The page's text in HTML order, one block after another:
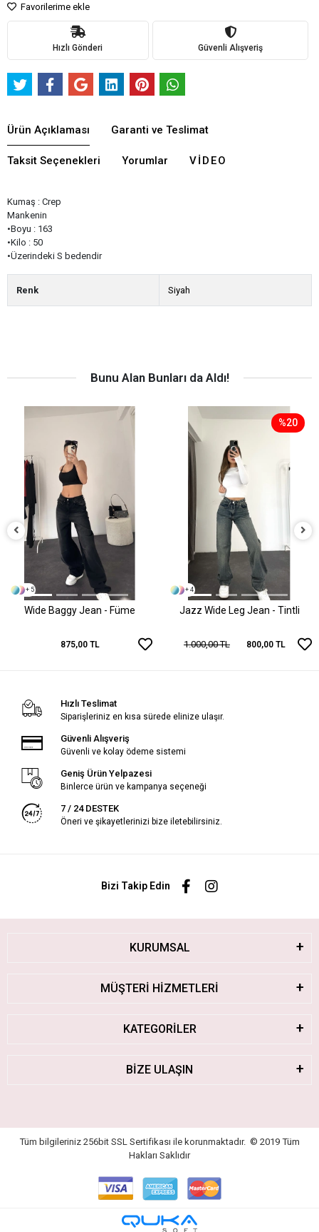
Favorilerime ekle
Hızlı Gönderi Güvenli Alışveriş
Ürün Açıklaması Garanti ve Teslimat
Taksit Seçenekleri Yorumlar VIDEO
Kumaş : Crep
Mankenin
•Boyu : 163
•Kilo : 50
•Üzerindeki S bedendir
Renk Siyah
Bunu Alan Bunları da Aldı!
+ 5
Wide Baggy Jean - Füme
875,00 TL
%20
+ 4
Jazz Wide Leg Jean - Tintli
1.000,00 TL 800,00 TL
Hızlı Teslimat
Siparişleriniz en kısa sürede elinize ulaşır.
Güvenli Alışveriş
Güvenli ve kolay ödeme sistemi
Geniş Ürün Yelpazesi
Binlerce ürün ve kampanya seçeneği
7 / 24 DESTEK
Öneri ve şikayetlerinizi bize iletebilirsiniz.
Bizi Takip Edin
KURUMSAL
MÜŞTERİ HİZMETLERİ
KATEGORİLER
BİZE ULAŞIN
Tüm bilgileriniz 256bit SSL Sertifikası ile korunmaktadır. © 2019 Tüm
Hakları Saklıdır